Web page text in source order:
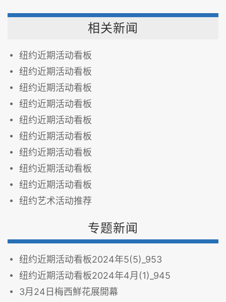
相关新闻
纽约近期活动看板
纽约近期活动看板
纽约近期活动看板
纽约近期活动看板
纽约近期活动看板
纽约近期活动看板
纽约近期活动看板
纽约近期活动看板
纽约近期活动看板
纽约艺术活动推荐
专题新闻
纽约近期活动看板2024年5(5)_953
纽约近期活动看板2024年4月(1)_945
3月24日梅西鮮花展開幕